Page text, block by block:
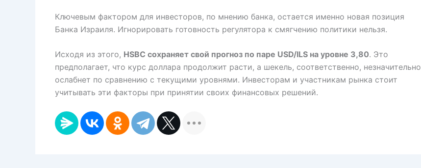
Ключевым фактором для инвесторов, по мнению банка, остается именно новая позиция
Банка Израиля. Игнорировать готовность регулятора к смягчению политики нельзя.
Исходя из этого, HSBC сохраняет свой прогноз по паре USD/ILS на уровне 3,80. Это
предполагает, что курс доллара продолжит расти, а шекель, соответственно, незначительно
ослабнет по сравнению с текущими уровнями. Инвесторам и участникам рынка стоит
учитывать эти факторы при принятии своих финансовых решений.